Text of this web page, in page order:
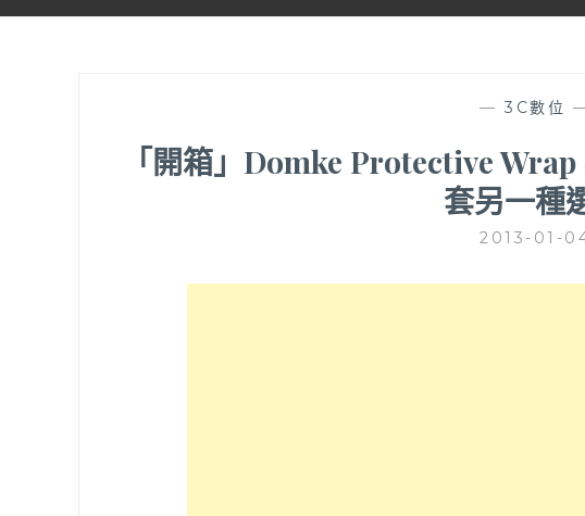
— 3C數位
「開箱」Domke Protective
套另一種
2013-01-